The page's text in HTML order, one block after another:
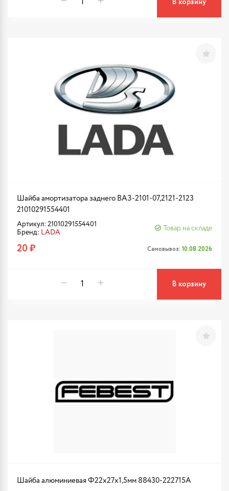
В корзину
Шайба амортизатора заднего ВАЗ-2101-07,2121-2123
21010291554401
Артикул: 21010291554401
Бренд: LADA
Товар на складе
20 ₽ Самовывоз: 10.08.2026
В корзину
Шайба алюминиевая Ф22x27x1,5мм 88430-222715A